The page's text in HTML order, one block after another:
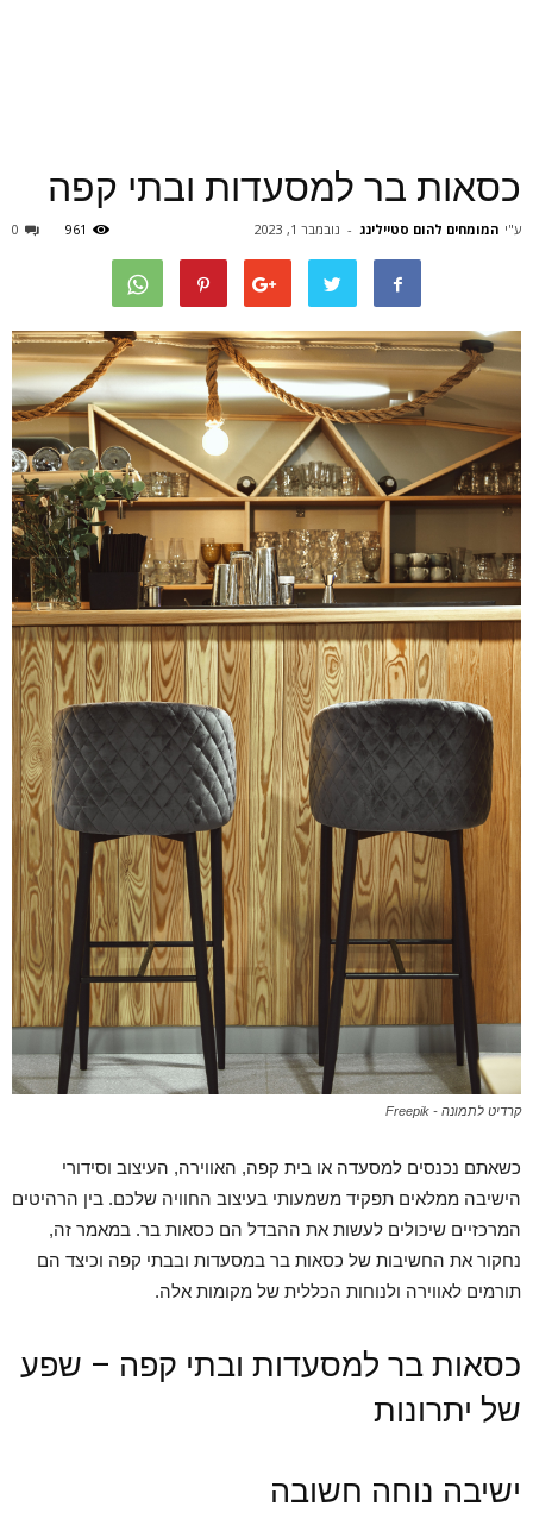
כסאות בר למסעדות ובתי קפה
ע"י המומחים להום סטיילינג - נובמבר 1, 2023 0 961
קרדיט לתמונה - Freepik
כשאתם נכנסים למסעדה או בית קפה, האווירה, העיצוב וסידורי
הישיבה ממלאים תפקיד משמעותי בעיצוב החוויה שלכם. בין הרהיטים
המרכזיים שיכולים לעשות את ההבדל הם כסאות בר. במאמר זה,
נחקור את החשיבות של כסאות בר במסעדות ובבתי קפה וכיצד הם
תורמים לאווירה ולנוחות הכללית של מקומות אלה.
כסאות בר למסעדות ובתי קפה – שפע
של יתרונות
ישיבה נוחה חשובה